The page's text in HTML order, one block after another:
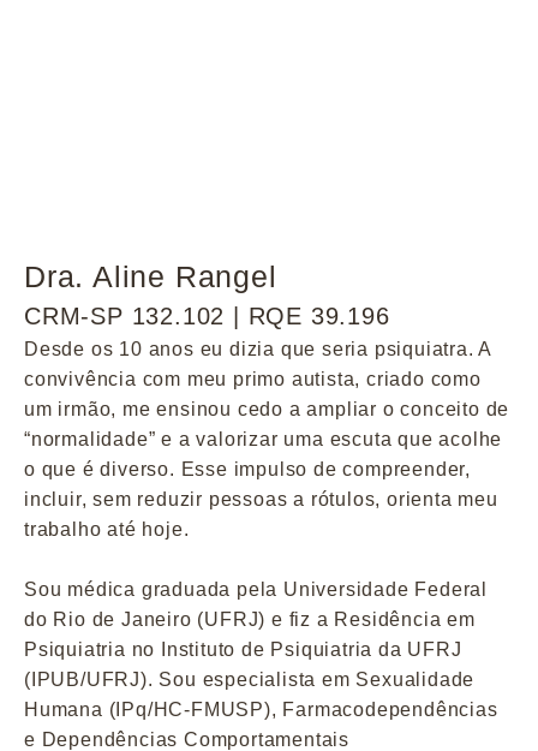
Dra. Aline Rangel
CRM-SP 132.102 | RQE 39.196
Desde os 10 anos eu dizia que seria psiquiatra. A
convivência com meu primo autista, criado como
um irmão, me ensinou cedo a ampliar o conceito de
“normalidade” e a valorizar uma escuta que acolhe
o que é diverso. Esse impulso de compreender,
incluir, sem reduzir pessoas a rótulos, orienta meu
trabalho até hoje.
Sou médica graduada pela Universidade Federal
do Rio de Janeiro (UFRJ) e fiz a Residência em
Psiquiatria no Instituto de Psiquiatria da UFRJ
(IPUB/UFRJ). Sou especialista em Sexualidade
Humana (IPq/HC-FMUSP), Farmacodependências
e Dependências Comportamentais